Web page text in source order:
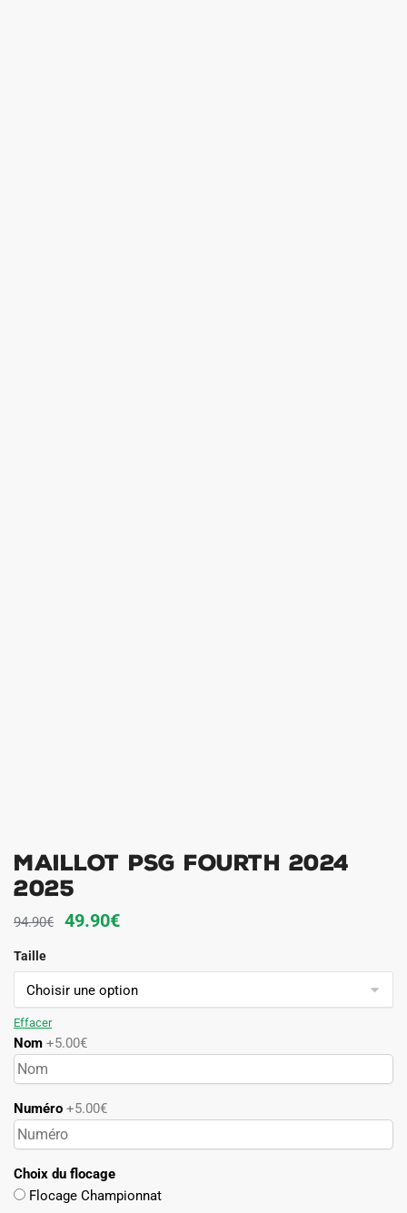
Maillot PSG Fourth 2024
2025
94.90€
Le
initial
était :
49.90€Le
actuel
est :
Taille
Effacer
Nom +5.00€
Numéro +5.00€
Choix du flocage
Flocage Championnat